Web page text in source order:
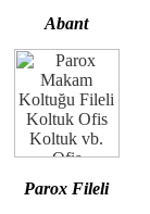
Abant
Parox Fileli